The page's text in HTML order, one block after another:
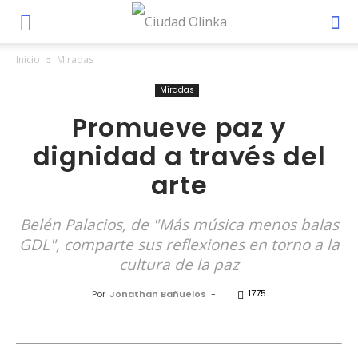
Inicio Miradas
Miradas
Promueve paz y
dignidad a través del
arte
Belén Palacios, de "Más música menos balas
GDL", comparte sus reflexiones en torno a la
cultura de la paz
Por Jonathan Bañuelos - 1775